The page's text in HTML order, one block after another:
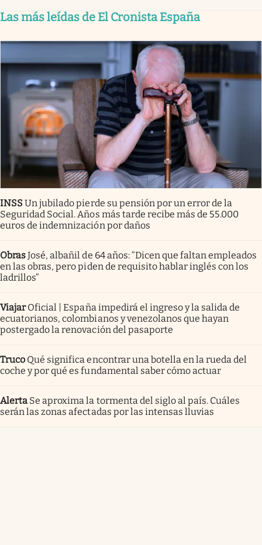
Las más leídas de El Cronista España
INSSUn jubilado pierde su pensión por un error de la
Seguridad Social. Años más tarde recibe más de 55.000
euros de indemnización por daños
ObrasJosé, albañil de 64 años: “Dicen que faltan empleados
en las obras, pero piden de requisito hablar inglés con los
ladrillos”
Viajar Oficial | España impedirá el ingreso y la salida de
ecuatorianos, colombianos y venezolanos que hayan
postergado la renovación del pasaporte
Truco Qué significa encontrar una botella en la rueda del
coche y por qué es fundamental saber cómo actuar
Alerta Se aproxima la tormenta del siglo al país. Cuáles
serán las zonas afectadas por las intensas lluvias